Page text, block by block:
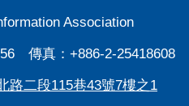
Association
傳真：+886-2-25418608
路二段115巷43號7樓之1